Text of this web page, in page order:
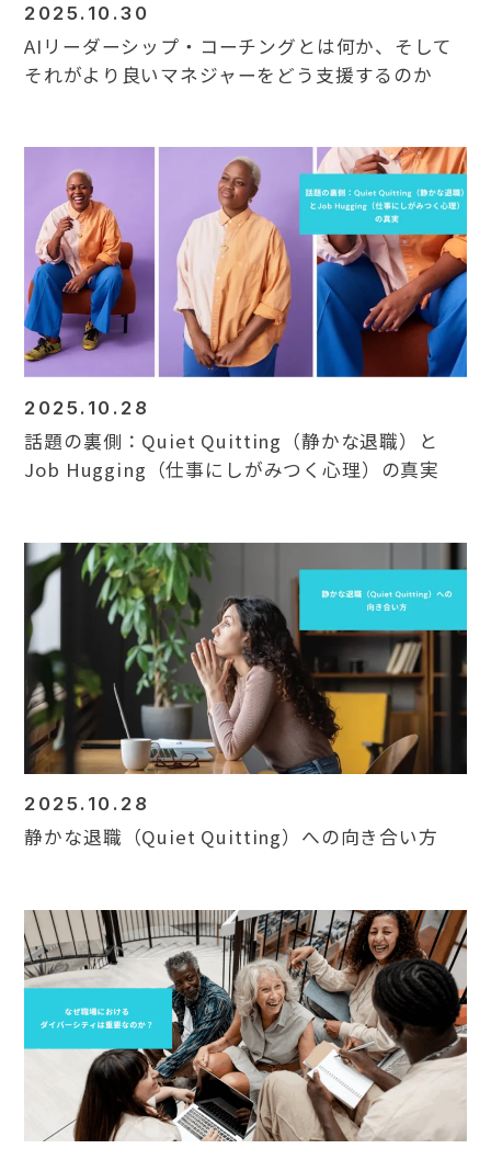
2025.10.30
AIリーダーシップ・コーチングとは何か、そして
それがより良いマネジャーをどう支援するのか
2025.10.28
話題の裏側：Quiet Quitting（静かな退職）と
Job Hugging（仕事にしがみつく心理）の真実
2025.10.28
静かな退職（Quiet Quitting）への向き合い方